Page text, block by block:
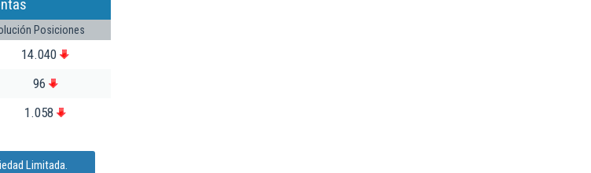
Posiciones
14.040
96
1.058
Limitada.